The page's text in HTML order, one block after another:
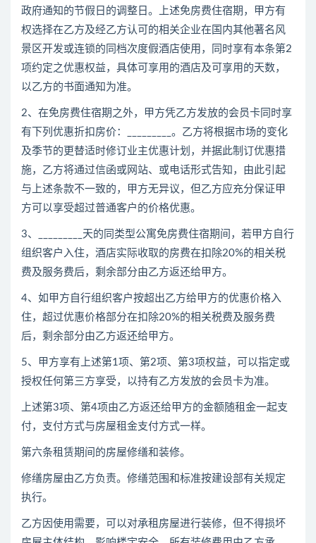
政府通知的节假日的调整日。上述免房费住宿期，甲方有
权选择在乙方及经乙方认可的相关企业在国内其他著名风
景区开发或连锁的同档次度假酒店使用，同时享有本条第2
项约定之优惠权益，具体可享用的酒店及可享用的天数，
以乙方的书面通知为准。
2、在免房费住宿期之外，甲方凭乙方发放的会员卡同时享
有下列优惠折扣房价：_________。乙方将根据市场的变化
及季节的更替适时修订业主优惠计划，并据此制订优惠措
施，乙方将通过信函或网站、或电话形式告知，由此引起
与上述条款不一致的，甲方无异议，但乙方应充分保证甲
方可以享受超过普通客户的价格优惠。
3、_________天的同类型公寓免房费住宿期间，若甲方自行
组织客户入住，酒店实际收取的房费在扣除20%的相关税
费及服务费后，剩余部分由乙方返还给甲方。
4、如甲方自行组织客户按超出乙方给甲方的优惠价格入
住，超过优惠价格部分在扣除20%的相关税费及服务费
后，剩余部分由乙方返还给甲方。
5、甲方享有上述第1项、第2项、第3项权益，可以指定或
授权任何第三方享受，以持有乙方发放的会员卡为准。
上述第3项、第4项由乙方返还给甲方的金额随租金一起支
付，支付方式与房屋租金支付方式一样。
第六条租赁期间的房屋修缮和装修。
修缮房屋由乙方负责。修缮范围和标准按建设部有关规定
执行。
乙方因使用需要，可以对承租房屋进行装修，但不得损坏